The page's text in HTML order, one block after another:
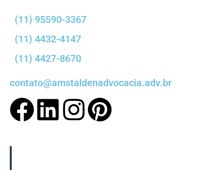
(11) 95590-3367
(11) 4432-4147
(11) 4427-8670
contato@amstaldenadvocacia.adv.br